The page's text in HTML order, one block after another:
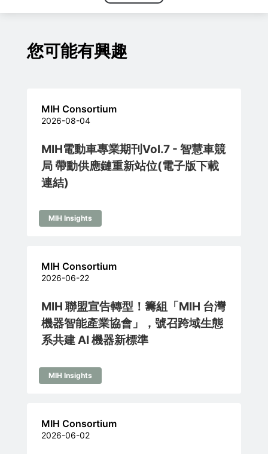
您可能有興趣
MIH Consortium
2026-08-04
MIH電動車專業期刊Vol.7 - 智慧車競
局 帶動供應鏈重新站位(電子版下載
連結)
MIH Insights
MIH Consortium
2026-06-22
MIH 聯盟宣告轉型！籌組「MIH 台灣
機器智能產業協會」，號召跨域生態
系共建 AI 機器新標準
MIH Insights
MIH Consortium
2026-06-02